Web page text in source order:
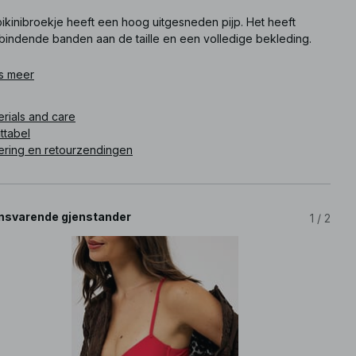
heeft een hoog uitgesneden pijp. Het heeft
banden aan de taille en een volledige bekleding.
meer
and care
en retourzendingen
gjenstander 1 / 2